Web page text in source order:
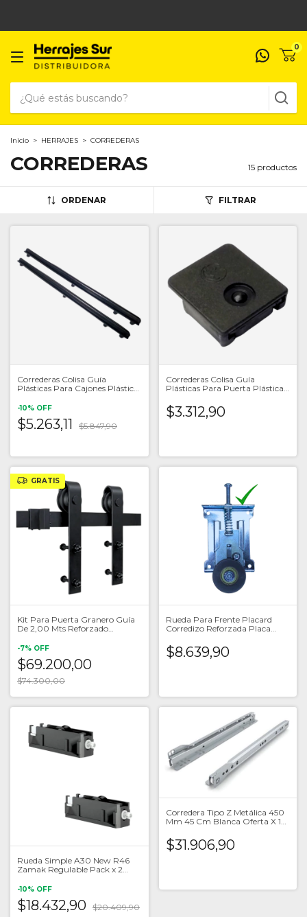
0
Inicio > HERRAJES > CORREDERAS
CORREDERAS 15 productos
ORDENAR FILTRAR
Correderas Colisa Guía
Plásticas Para Cajones Plástica
-10% OFF
$5.263,11 $5.847,90
Correderas Colisa Guía
Plásticas Para Puerta Plástica
$3.312,90
GRATIS
Kit Para Puerta Granero Guía
De 2,00 Mts Reforzado
-7% OFF
$69.200,00
$74.300,00
Rueda Para Frente Placard
Corredizo Reforzada Placa
$8.639,90
Rueda Simple A30 New R46
Zamak Regulable Pack x 2
-10% OFF
$18.432,90 $20.409,90
Corredera Tipo Z Metálica 450
Mm 45 Cm Blanca Oferta X 10
$31.906,90